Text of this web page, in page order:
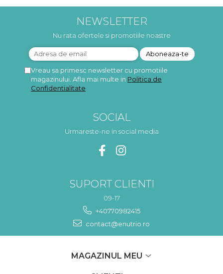
NEWSLETTER
Nu rata ofertele si promotiile noastre
Vreau sa primesc newsletter cu promotiile
magazinului. Afla mai multe in Politica de
Confidentialitate
SOCIAL
Urmareste-ne in social media
SUPORT CLIENTI
09-17
+40770982415
contact@enutrio.ro
MAGAZINUL MEU